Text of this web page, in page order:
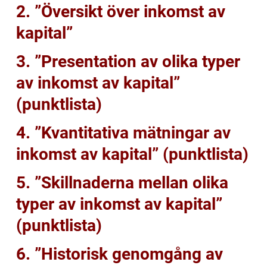
2. ”Översikt över inkomst av
kapital”
3. ”Presentation av olika typer
av inkomst av kapital”
(punktlista)
4. ”Kvantitativa mätningar av
inkomst av kapital” (punktlista)
5. ”Skillnaderna mellan olika
typer av inkomst av kapital”
(punktlista)
6. ”Historisk genomgång av